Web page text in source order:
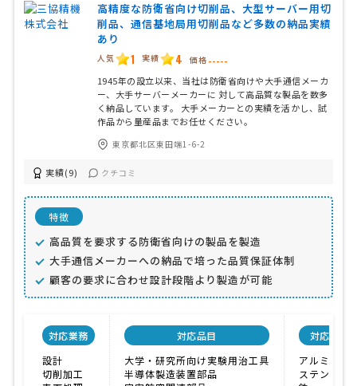
高精度な防衛省向け切削品、大型サーバー用切
削品、通信基地局用切削品など多数の納品実績
あり
人気 1 実績 4 価格 -----
1945年の設立以来、当社は防衛省向けや大手通信メーカ
ー、大手サーバーメーカーに 対して高品質な製品を数多
く納品しています。 大手メーカーとの実績を活かし、試
作品から量産品までお任せください。
東京都北区東田端1-6-2
実績(9) クチコミ
特徴
高品質を要求する防衛省向けの製品を製造
大手通信メーカーへの納品で培った品質保証体制
顧客の要求に合わせ設計段階より製造が可能
対応業務
設計
切削加工
対応品目
大学・研究所向け実験用治工具
半導体製造装置部品
対応材料
アルミニウ
ステンレス